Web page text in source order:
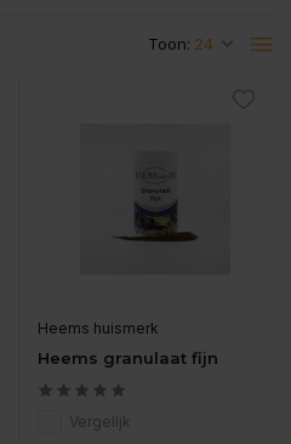
Toon:
Heems huismerk
Heems granulaat fijn
Vergelijk